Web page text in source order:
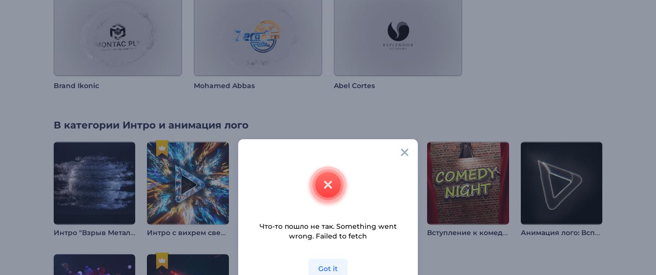
Brand Ikonic Mohamed Abbas Abel Cortes
В категории Интро и анимация лого
Интро "Взрыв Металлической Сферы" Интро с вихрем сверкающих частиц Интро "Светящиеся Шары" Вступление к комедийному шоу Анимация лого: Вспышка-глитч
Что-то пошло не так. Something went
wrong. Failed to fetch
Got it